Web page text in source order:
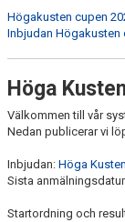
Högakusten cupen
Inbjudan Högakusten
Höga
Välkommen till vår
Nedan publicerar vi
Inbjudan: Höga
Sista
Startordning och